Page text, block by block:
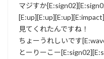
マジすか
[E:up][E:up][E:up][E:impact]
見てくれたんですね！
ちょーうれしいです
とーりーこー